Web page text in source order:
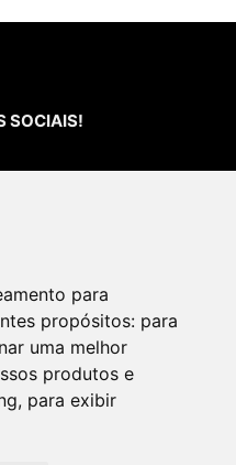
para
propósitos: para
uma melhor
produtos e
, para exibir
SOCIAIS!
para a Rede Fixa